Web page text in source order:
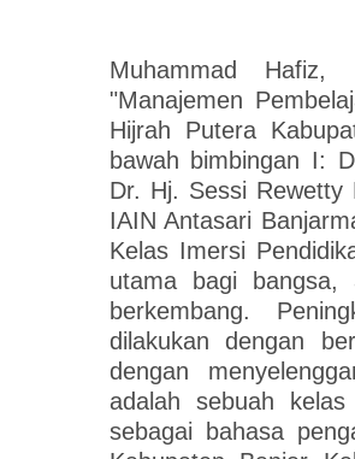
Muhammad Hafiz,
"Manajemen
Hijrah Putera
bawah bimbingan I:
Dr. Hj. Sessi Rewetty
IAIN Antasari
Kelas Imersi
utama bagi bangsa,
berkembang.
dilakukan dengan
dengan
adalah sebuah
sebagai bahasa